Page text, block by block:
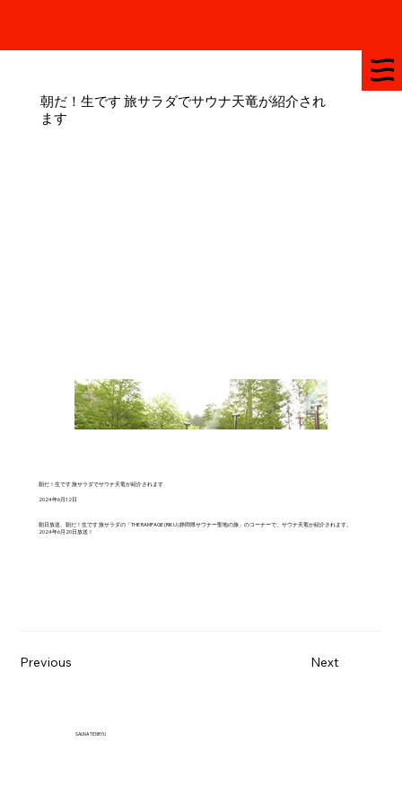
朝だ！生です 旅サラダでサウナ天竜が紹介され
ます
朝だ！生です 旅サラダでサウナ天竜が紹介されます
2024年6月12日
朝日放送、朝だ！生です 旅サラダの「THE RAMPAGE (RIKU) 静岡県サウナー聖地の旅」のコーナーで、サウナ天竜が紹介されます。
2024年6月20日放送！
Previous Next
SAUNA TENRYU